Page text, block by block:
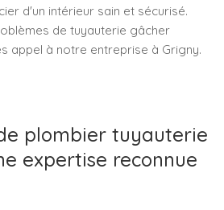
d'un intérieur sain et sécurisé.
de tuyauterie gâcher
appel à notre entreprise à Grigny.
plombier tuyauterie
expertise reconnue